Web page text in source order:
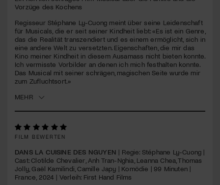
seconds
Vorzüge des Kochens
Regisseur Stéphane Ly-Cuong meint über seine Leidenschaft
für Musicals, die er seit seiner Kindheit liebt: «Es ist ein Genre,
das die Realität transzendiert und es einem ermöglicht, sich in
eine andere Welt zu versetzten. Eigenschaften, die mir das
Kino meiner Kindheit in diesem Ausamass nicht bieten konnte.
Ich vermisste Vorbilder an denen ich mich festhalten konnte.
Das Musical mit seiner schrägen, magischen Seite wurde mir
zum Zufluchtsort.»
MEHR
FILM BEWERTEN
DANS LA CUISINE DES NGUYEN | Regie: Stéphane Ly-Cuong |
Cast: Clotilde Chevalier, Anh Tran-Nghia, Leanna Chea, Thomas
Jolly, Gaël Kamilindi, Camille Japy | Komödie | 99 Minuten |
France, 2024 | Verleih: First Hand Films
Jetzt Mitglied werden